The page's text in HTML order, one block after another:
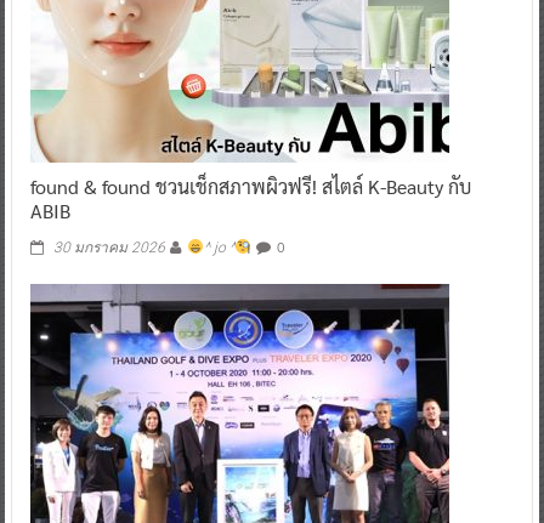
found & found ชวนเช็กสภาพผิวฟรี! สไตล์ K-Beauty กับ
ABIB
30 มกราคม 2026 ^ jo ^ 0